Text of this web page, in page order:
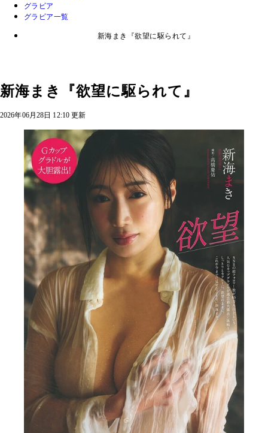
グラビア
グラビア一覧
新海まき『欲望に駆られて』
新海まき『欲望に駆られて』
2026年06月28日 12:10 更新